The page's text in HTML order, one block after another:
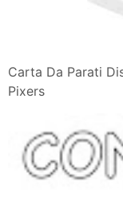
Carta Da Parati
Pixers